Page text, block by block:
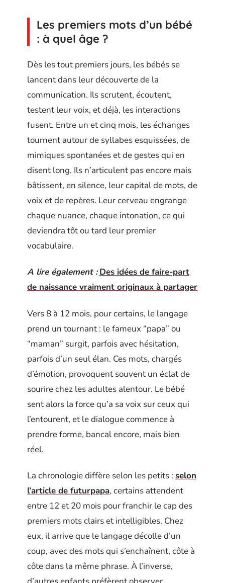
Les premiers mots d’un bébé
: à quel âge ?
Dès les tout premiers jours, les bébés se
lancent dans leur découverte de la
communication. Ils scrutent, écoutent,
testent leur voix, et déjà, les interactions
fusent. Entre un et cinq mois, les échanges
tournent autour de syllabes esquissées, de
mimiques spontanées et de gestes qui en
disent long. Ils n’articulent pas encore mais
bâtissent, en silence, leur capital de mots, de
voix et de repères. Leur cerveau engrange
chaque nuance, chaque intonation, ce qui
deviendra tôt ou tard leur premier
vocabulaire.
A lire également : Des idées de faire-part
de naissance vraiment originaux à partager
Vers 8 à 12 mois, pour certains, le langage
prend un tournant : le fameux “papa” ou
“maman” surgit, parfois avec hésitation,
parfois d’un seul élan. Ces mots, chargés
d’émotion, provoquent souvent un éclat de
sourire chez les adultes alentour. Le bébé
sent alors la force qu’a sa voix sur ceux qui
l’entourent, et le dialogue commence à
prendre forme, bancal encore, mais bien
réel.
La chronologie diffère selon les petits : selon
l’article de futurpapa, certains attendent
entre 12 et 20 mois pour franchir le cap des
premiers mots clairs et intelligibles. Chez
eux, il arrive que le langage décolle d’un
coup, avec des mots qui s’enchaînent, côte à
côte dans la même phrase. À l’inverse,